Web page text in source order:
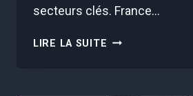
secteurs clés. France…
LIRE LA SUITE CES